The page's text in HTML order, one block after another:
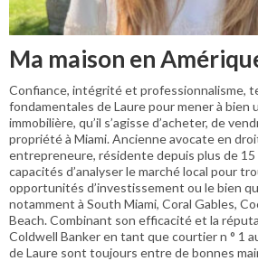
Ma maison en
Confiance, intégrité et professionnalisme,
fondamentales de Laure pour mener à bien
immobilière, qu’il s’agisse d’acheter, de
propriété à Miami. Ancienne avocate en
entrepreneure, résidente depuis plus de 15
capacités d’analyser le marché local pour
opportunités d’investissement ou le bien
notamment à South Miami, Coral Gables,
Beach. Combinant son efficacité et la
Coldwell Banker en tant que courtier n ° 1
de Laure sont toujours entre de bonnes